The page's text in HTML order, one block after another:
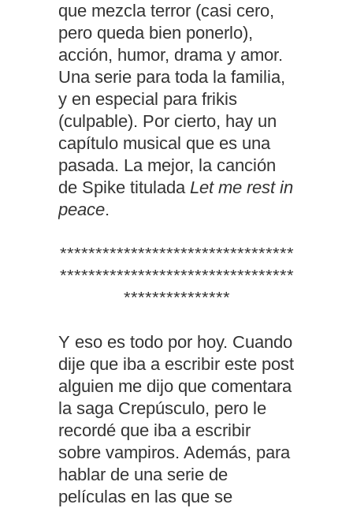
que mezcla terror (casi cero,
pero queda bien ponerlo),
acción, humor, drama y amor.
Una serie para toda la familia,
y en especial para frikis
(culpable). Por cierto, hay un
capítulo musical que es una
pasada. La mejor, la canción
de Spike titulada Let me rest in
peace.
*********************************
*********************************
***************
Y eso es todo por hoy. Cuando
dije que iba a escribir este post
alguien me dijo que comentara
la saga Crepúsculo, pero le
recordé que iba a escribir
sobre vampiros. Además, para
hablar de una serie de
películas en las que se